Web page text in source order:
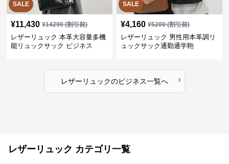
SALE
¥11,430 ¥14290(割引前)
レザーリュック 本革大容量多機
能リュックサック ビジネス
SALE
¥4,160 ¥5200(割引前)
レザーリュック 男性用本革調リ
ュックサック通勤通学鞄
レザーリュックのビジネス一覧へ ›
レザーリュック カテゴリ一覧